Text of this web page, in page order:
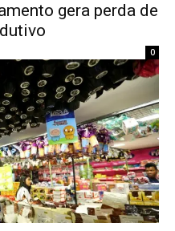
gera perda de
0